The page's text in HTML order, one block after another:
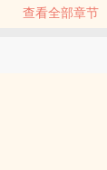
查看全部章节